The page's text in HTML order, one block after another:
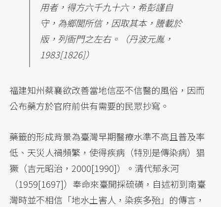
用者，得方六千九十六，希彭謹自
守，為鄉閭所信，因取其本，謄載於
版，列衙門之左右。（丹波元胤，
1983[1826]）
福建知州蔡襄欲改善當地信巫不信醫的風俗，因而
公布藥方於官府前供有需要的民眾抄寫。
藥籤的形成背景為臺灣早期醫療水準不高且普及率
低、天災人禍頻繁，使得疾病（特別是傳染病）猖
獗（吉元昭治，2000[1990]）。清代郁永河
（1959[1697]）奉命來臺開採硫磺，自述初到南臺
灣時並不相信「地水土害人，染疾多殆」的傳言，